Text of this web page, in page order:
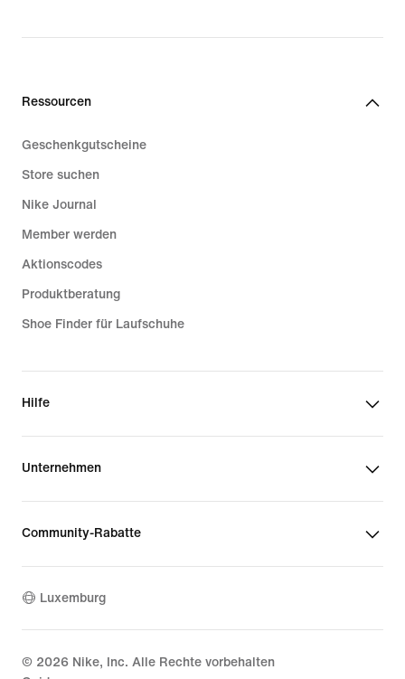
Ressourcen
Geschenkgutscheine
Store suchen
Nike Journal
Member werden
Aktionscodes
Produktberatung
Shoe Finder für Laufschuhe
Hilfe
Unternehmen
Community-Rabatte
Luxemburg
© 2026 Nike, Inc. Alle Rechte vorbehalten